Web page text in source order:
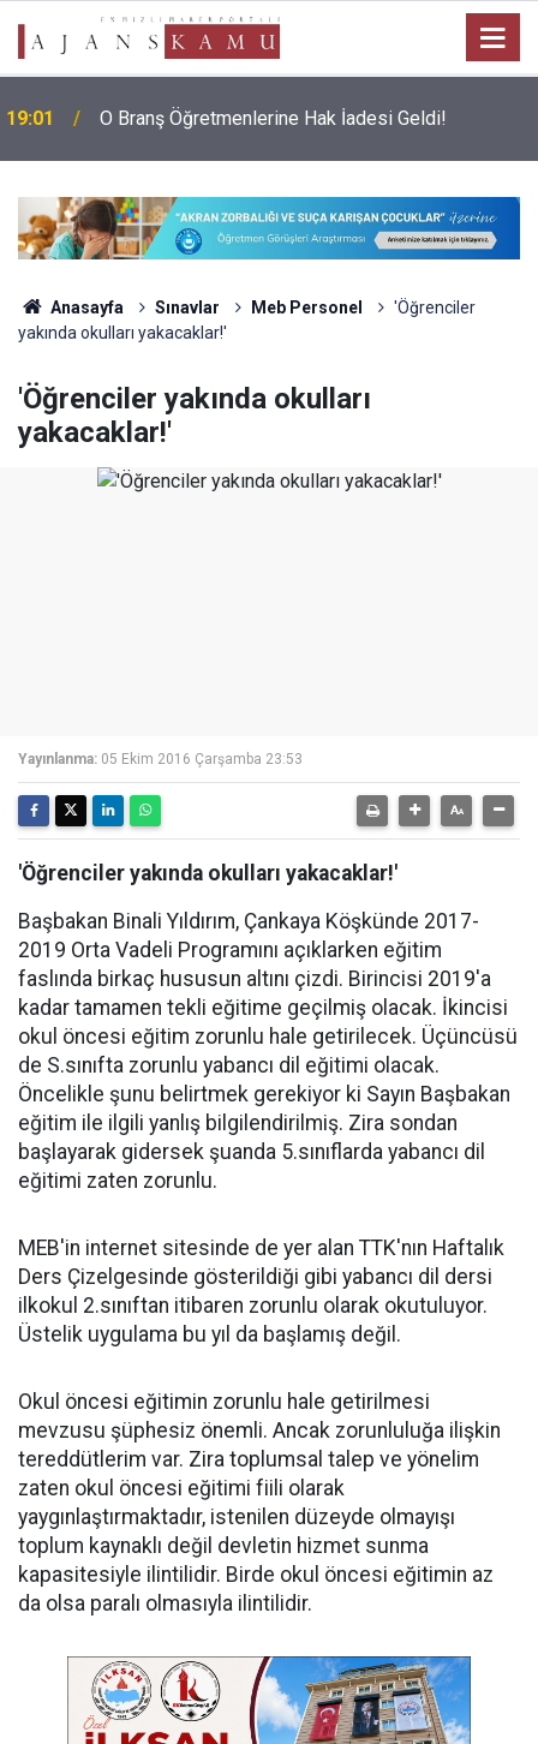
18:02
LGS Zirvesinde Dikkat Çeken Değişim: Sadece İki
Okul Tam Puanla Öğrenci Aldı
Anasayfa Sınavlar Meb Personel
'Öğrenciler
yakında okulları yakacaklar!'
'Öğrenciler yakında okulları
yakacaklar!'
Yayınlanma: 05 Ekim 2016 Çarşamba 23:53
'Öğrenciler yakında okulları yakacaklar!'
Başbakan Binali Yıldırım, Çankaya Köşkünde 2017-
2019 Orta Vadeli Programını açıklarken eğitim
faslında birkaç hususun altını çizdi. Birincisi 2019'a
kadar tamamen tekli eğitime geçilmiş olacak. İkincisi
okul öncesi eğitim zorunlu hale getirilecek. Üçüncüsü
de S.sınıfta zorunlu yabancı dil eğitimi olacak.
Öncelikle şunu belirtmek gerekiyor ki Sayın Başbakan
eğitim ile ilgili yanlış bilgilendirilmiş. Zira sondan
başlayarak gidersek şuanda 5.sınıflarda yabancı dil
eğitimi zaten zorunlu.
MEB'in internet sitesinde de yer alan TTK'nın Haftalık
Ders Çizelgesinde gösterildiği gibi yabancı dil dersi
ilkokul 2.sınıftan itibaren zorunlu olarak okutuluyor.
Üstelik uygulama bu yıl da başlamış değil.
Okul öncesi eğitimin zorunlu hale getirilmesi
mevzusu şüphesiz önemli. Ancak zorunluluğa ilişkin
tereddütlerim var. Zira toplumsal talep ve yönelim
zaten okul öncesi eğitimi fiili olarak
yaygınlaştırmaktadır, istenilen düzeyde olmayışı
toplum kaynaklı değil devletin hizmet sunma
kapasitesiyle ilintilidir. Birde okul öncesi eğitimin az
da olsa paralı olmasıyla ilintilidir.